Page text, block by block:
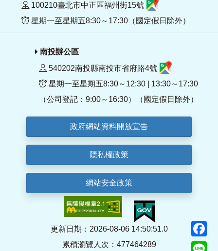
100210臺北市中正區福州街15號
星期一至星期五8:30～17:30（國定假日除外）
南投辦公區
540202南投縣南投市省府路4號
星期一至星期五8:30～12:30 | 13:30～17:30
（公司登記：9:00～16:30）（國定假日除外）
政府網站資料開放宣告
隱私權政策
網站安全政策
更新日期：2026-08-06 14:50:51.0
累積瀏覽人次：477464289